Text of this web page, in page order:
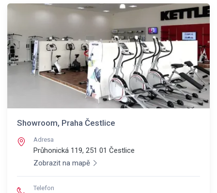
Showroom, Praha Čestlice
Adresa
Průhonická 119, 251 01 Čestlice
Zobrazit na mapě
Telefon